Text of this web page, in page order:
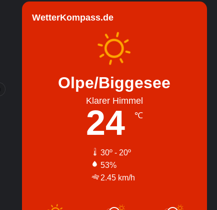
WetterKompass.de
Olpe/Biggesee
Klarer Himmel
24 ℃
30º - 20º
53%
2.45 km/h